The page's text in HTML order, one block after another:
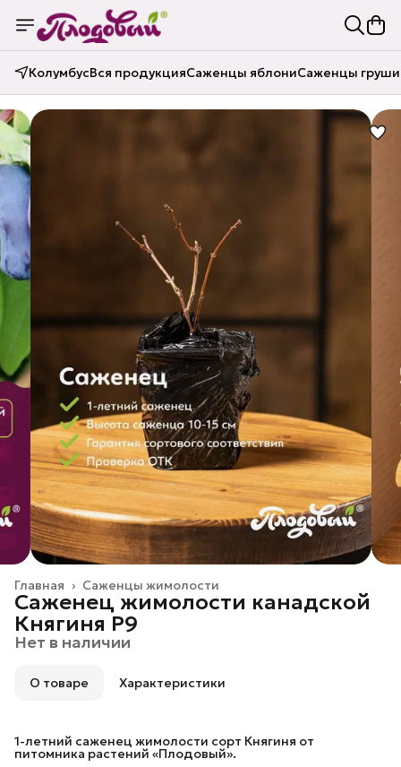
КолумбусВся продукцияСаженцы яблониСаженцы груши
Саженцы жимолости
Главная ›
Саженец жимолости канадской
Княгиня P9
Нет в наличии
О товаре Характеристики
1-летний саженец жимолости сорт Княгиня от
питомника растений «Плодовый».